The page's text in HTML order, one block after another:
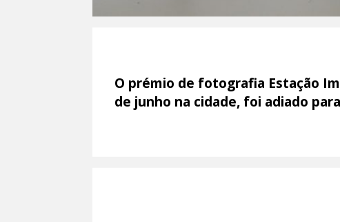
O prémio de fotografia Estação
de junho na cidade, foi adiado